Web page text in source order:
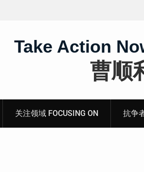
Take Action
曹顺
关注领域 FOCUSING ON 抗争